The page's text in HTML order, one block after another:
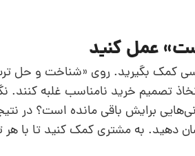
کمک بگیرید. روی «شناخت و حل
تصمیم خرید نامناسب غلبه کنند.
برایش باقی مانده است؟ در
دهید. به مشتری کمک کنید تا با هر